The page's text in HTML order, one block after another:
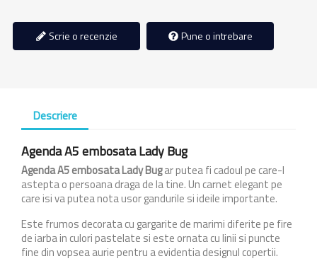
Scrie o recenzie Pune o intrebare
Descriere
Agenda A5 embosata Lady Bug
Agenda A5 embosata Lady Bugar putea fi cadoul pe care-l
astepta o persoana draga de la tine. Un carnet elegant pe
care isi va putea nota usor gandurile si ideile importante.
Este frumos decorata cu gargarite de marimi diferite pe fire
de iarba in culori pastelate si este ornata cu linii si puncte
fine din vopsea aurie pentru a evidentia designul copertii.